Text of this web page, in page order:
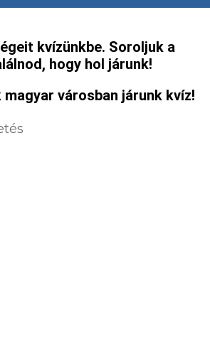
kvízünkbe. Soroljuk a
hogy hol járunk!
városban járunk kvíz!